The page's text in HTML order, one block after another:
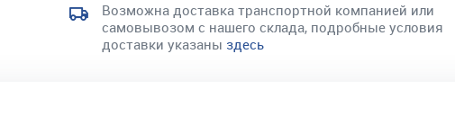
Возможна доставка транспортной компанией или
самовывозом с нашего склада, подробные условия
доставки указаны здесь